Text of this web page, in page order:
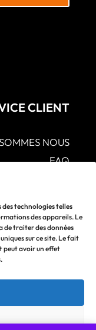
des technologies telles
des appareils. Le
de traiter des données
sur ce site. Le fait
peut avoir un effet
CLIENT
NOUS
FAQ
–
ET DE
NOUS
à nos réseaux